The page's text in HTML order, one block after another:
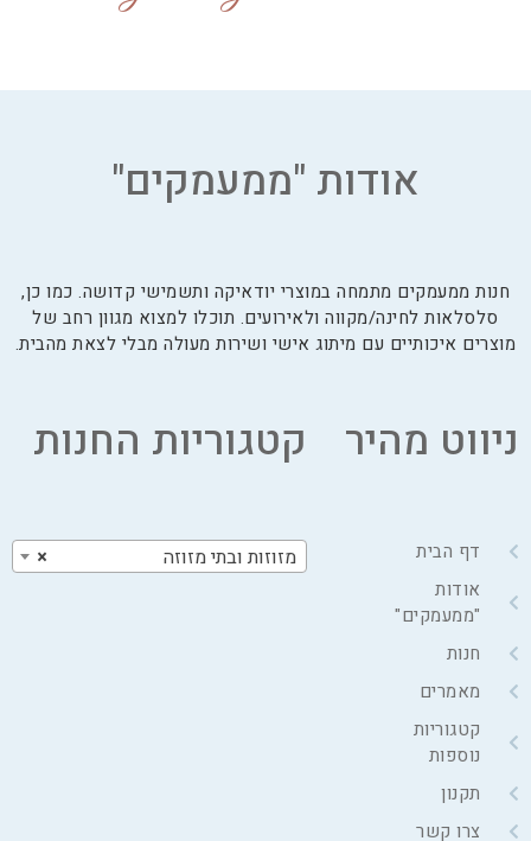
אודות "ממעמקים"
חנות ממעמקים מתמחה במוצרי יודאיקה ותשמישי קדושה. כמו כן,
סלסלאות לחינה/מקווה ולאירועים. תוכלו למצוא מגוון רחב של
מוצרים איכותיים עם מיתוג אישי ושירות מעולה מבלי לצאת מהבית.
ניווט מהיר
דף הבית
אודות
"ממעמקים"
חנות
מאמרים
קטגוריות
נוספות
תקנון
צרו קשר
קטגוריות החנות
× מזוזות ובתי מזוזה